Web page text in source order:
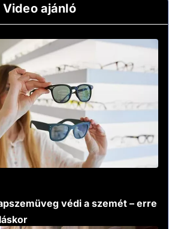
ajánló
védi a szemét – erre